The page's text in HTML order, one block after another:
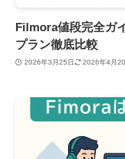
Filmora値段完全ガ
プラン徹底比較
2026年3月25日 2026年4月